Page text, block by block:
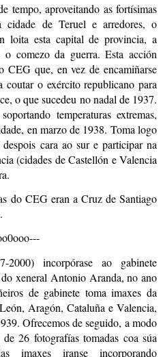
tempo, aproveitando as fortísimas
cidade de Teruel e arredores, o
loita esta capital de provincia, a
comezo da guerra. Esta acción
CEG que, en vez de encamiñarse
coutar o exército republicano para
o que sucedeu no nadal de 1937.
temperaturas extremas,
en marzo de 1938. Toma logo
cara ao sur e participar na
(cidades de Castellón e Valencia
do CEG eran a Cruz de Santiago
2000) incorpórase ao gabinete
xeneral Antonio Aranda, no ano
de gabinete toma imaxes da
Aragón, Cataluña e Valencia,
Ofrecemos de seguido, a modo
26 fotografías tomadas coa súa
imaxes iranse incorporando